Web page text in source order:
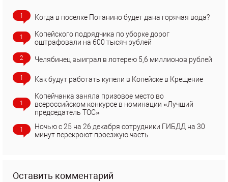
1 Когда в поселке Потанино будет дана горячая вода?
1
Копейского подрядчика по уборке дорог
оштрафовали на 600 тысяч рублей
2 Челябинец выиграл в лотерею 5,6 миллионов рублей
1 Как будут работать купели в Копейске в Крещение
1
Копейчанка заняла призовое место во
всероссийском конкурсе в номинации «Лучший
председатель ТОС»
1
Ночью с 25 на 26 декабря сотрудники ГИБДД на 30
минут перекроют проезжую часть
Оставить комментарий